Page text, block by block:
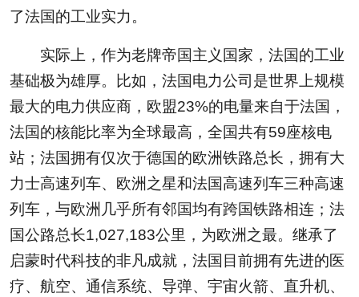
了法国的工业实力。
实际上，作为老牌帝国主义国家，法国的工业
基础极为雄厚。比如，法国电力公司是世界上规模
最大的电力供应商，欧盟23%的电量来自于法国，
法国的核能比率为全球最高，全国共有59座核电
站；法国拥有仅次于德国的欧洲铁路总长，拥有大
力士高速列车、欧洲之星和法国高速列车三种高速
列车，与欧洲几乎所有邻国均有跨国铁路相连；法
国公路总长1,027,183公里，为欧洲之最。继承了
启蒙时代科技的非凡成就，法国目前拥有先进的医
疗、航空、通信系统、导弹、宇宙火箭、直升机、